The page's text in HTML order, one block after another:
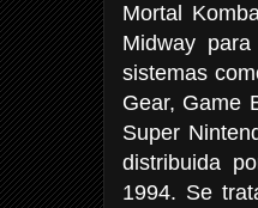
Mortal
Midway
sistemas
Gear, Game
Super
distribuida
1994. Se